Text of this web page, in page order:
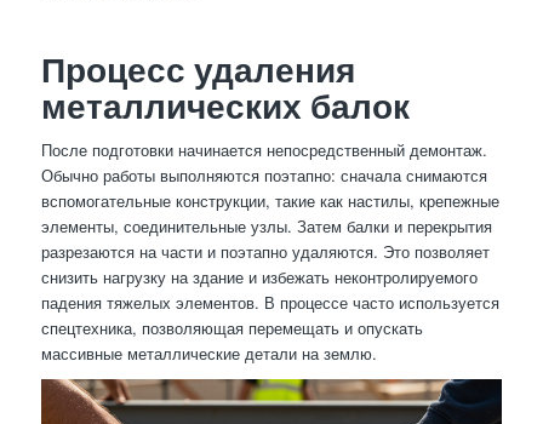
Процесс удаления
металлических балок
После подготовки начинается непосредственный демонтаж.
Обычно работы выполняются поэтапно: сначала снимаются
вспомогательные конструкции, такие как настилы, крепежные
элементы, соединительные узлы. Затем балки и перекрытия
разрезаются на части и поэтапно удаляются. Это позволяет
снизить нагрузку на здание и избежать неконтролируемого
падения тяжелых элементов. В процессе часто используется
спецтехника, позволяющая перемещать и опускать
массивные металлические детали на землю.